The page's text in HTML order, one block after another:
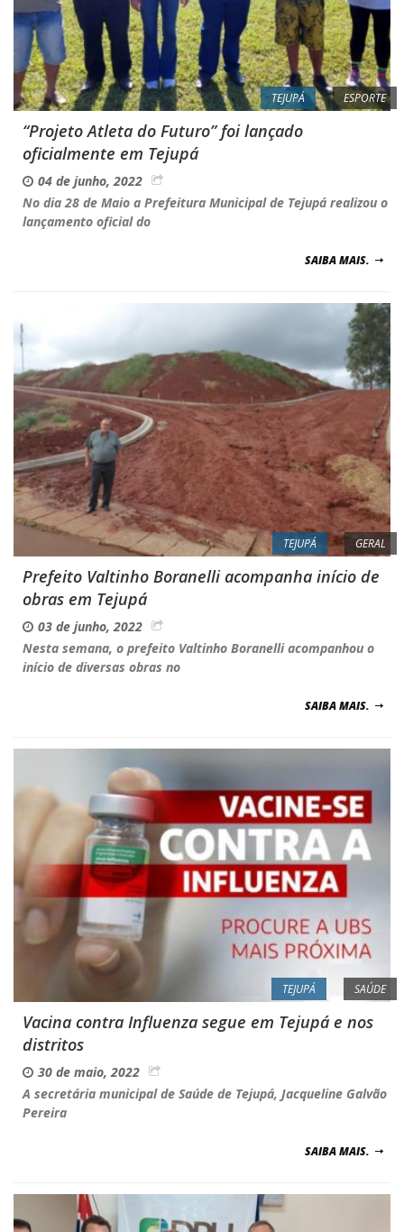
TEJUPÁ ESPORTE
“Projeto Atleta do Futuro” foi lançado
oficialmente em Tejupá
04 de junho, 2022
No dia 28 de Maio a Prefeitura Municipal de Tejupá realizou o
lançamento oficial do
SAIBA MAIS.
TEJUPÁ GERAL
Prefeito Valtinho Boranelli acompanha início de
obras em Tejupá
03 de junho, 2022
Nesta semana, o prefeito Valtinho Boranelli acompanhou o
início de diversas obras no
SAIBA MAIS.
TEJUPÁ SAÚDE
Vacina contra Influenza segue em Tejupá e nos
distritos
30 de maio, 2022
A secretária municipal de Saúde de Tejupá, Jacqueline Galvão
Pereira
SAIBA MAIS.